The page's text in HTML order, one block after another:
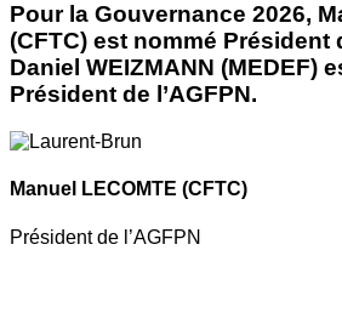
Pour la Gouvernance 2026,
(CFTC) est nommé Président
Daniel WEIZMANN (MEDEF)
Président de l’AGFPN.
Manuel LECOMTE (CFTC)
Président de l’AGFPN